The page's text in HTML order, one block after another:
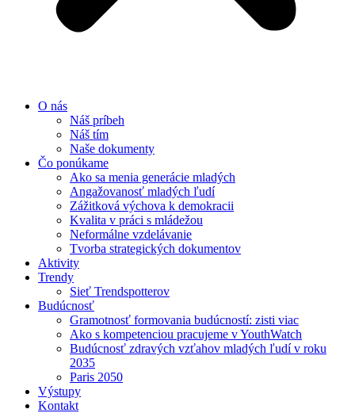
O nás
Náš príbeh
Náš tím
Naše dokumenty
Čo ponúkame
Ako sa menia generácie mladých
Angažovanosť mladých ľudí
Zážitková výchova k demokracii
Kvalita v práci s mládežou
Neformálne vzdelávanie
Tvorba strategických dokumentov
Aktivity
Trendy
Sieť Trendspotterov
Budúcnosť
Gramotnosť formovania budúcností: zisti viac
Ako s kompetenciou pracujeme v YouthWatch
Budúcnosť zdravých vzťahov mladých ľudí v roku
2035
Paris 2050
Výstupy
Kontakt